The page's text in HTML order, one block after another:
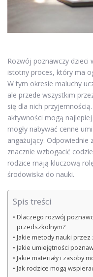
Rozwój poznawczy dzieci
istotny proces, który ma
W tym okresie maluchy
ale przede wszystkim
się dla nich
aktywności mogą
mogły nabywać cenne
angażujący. Odpowiednie
znacznie wzbogacić
rodzice mają kluczową
środowiska do nauki.
Spis treści
Dlaczego rozwój
przedszkolnym?
Jakie metody nauki
Jakie umiejętności
Jakie materiały i zasoby
Jak rodzice mogą